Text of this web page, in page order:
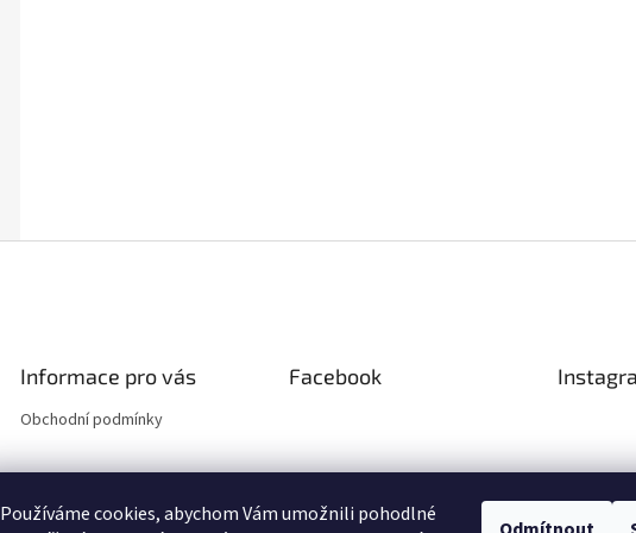
Používáme cookies, abychom Vám umožnili pohodlné
Informace pro vás
Obchodní podmínky
Facebook